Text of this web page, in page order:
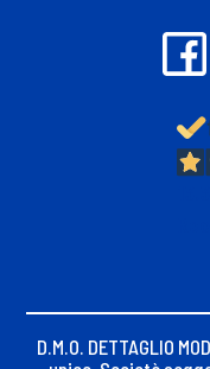
D.M.O. DETTAGLIO